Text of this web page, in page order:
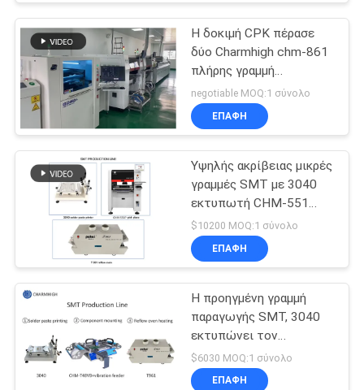
ΧΆΡΤΗΣ
ΙΣΤΟΣΕΛΊΔΑΣ
ΠΟΛΙΤΙΚΉ
ΑΠΟΡΡΉΤΟΥ
Η δοκιμή CPK πέρασε
δύο Charmhigh chm-861
πλήρης γραμμή
παραγωγής IPC9850
26000cph SMT
negotiable MOQ:1 σύνολο
ΕΠΑΦΉ
Υψηλής ακρίβειας μικρές
γραμμές SMT με 3040
εκτυπωτή CHM-551
τοποθέτησης T961
φούρνο
$10200 MOQ:1 σύνολο
ΕΠΑΦΉ
Η προηγμένη γραμμή
παραγωγής SMT, 3040
εκτυπώνει τον
εκτυπωτή/τη μηχανή
CHMT48VB Pnp/το
$6030 MOQ:1 σύνολο
ΕΠΑΦΉ